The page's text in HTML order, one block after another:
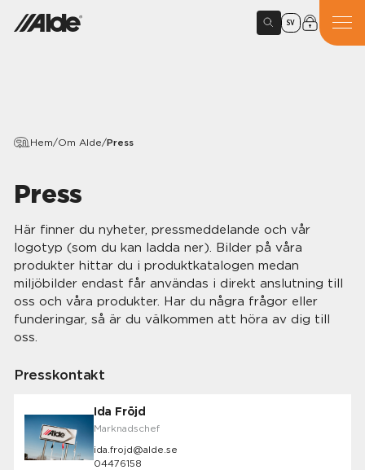
SV
Hem/Om Alde/Press
Press
Här finner du nyheter, pressmeddelande och vår
logotyp (som du kan ladda ner). Bilder på våra
produkter hittar du i produktkatalogen medan
miljöbilder endast får användas i direkt anslutning till
oss och våra produkter. Har du några frågor eller
funderingar, så är du välkommen att höra av dig till
oss.
Presskontakt
Ida Fröjd
Marknadschef
ida.frojd@alde.se
04476158